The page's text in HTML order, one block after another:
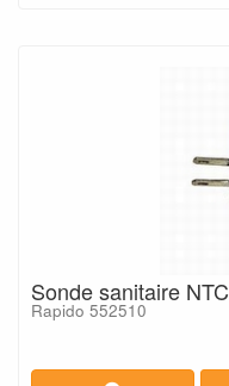
Sonde sanitaire NTC
Rapido 552510